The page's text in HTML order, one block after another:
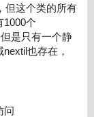
但这个类的所有
1000个
是只有一个静
也存在，
问